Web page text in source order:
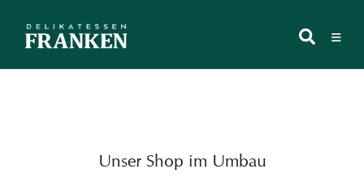
≡
Unser Shop im Umbau